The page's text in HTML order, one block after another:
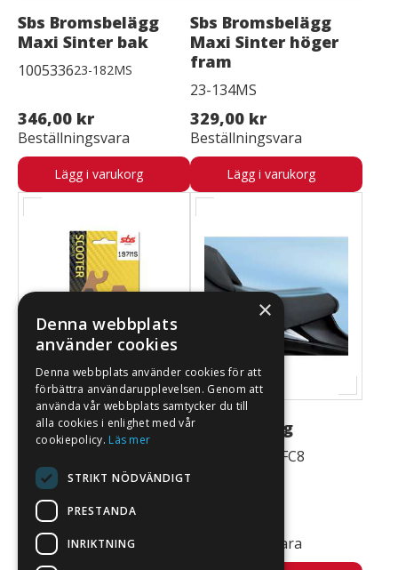
Sbs Bromsbelägg
Maxi Sinter bak
100533623-182MS
346,00 kr
Beställningsvara
Lägg i varukorg
Sbs Bromsbelägg
Maxi Sinter höger
fram
23-134MS
329,00 kr
Beställningsvara
Lägg i varukorg
Sbs Bromsbelägg
Maxi Sinter vänster
fram
1005337
346,00 kr
Beställningsvara
Sittdyna låg
45100-05822-FC8
Beställningsvara
×
Denna webbplats
använder cookies
Denna webbplats använder cookies för att
förbättra användarupplevelsen. Genom att
använda vår webbplats samtycker du till
alla cookies i enlighet med vår
cookiepolicy. Läs mer
STRIKT NÖDVÄNDIGT
PRESTANDA
INRIKTNING